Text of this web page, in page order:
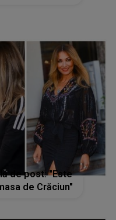
de post: "Este
de Crăciun"